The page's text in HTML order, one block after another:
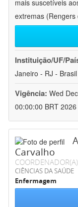
mais suscetíveis
extremas
Instituição/UF/
Janeiro - RJ - Brasil
Vigência: Wed
00:00:00 BRT 2026
Carvalho
COORDENADOR(A)
CIÊNCIAS DA SAÚDE
Enfermagem